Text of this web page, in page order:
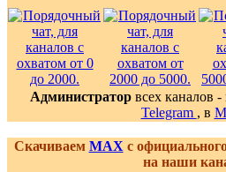
Администратор всех каналов
Telegram , в
Скачиваем MAX с
на наши